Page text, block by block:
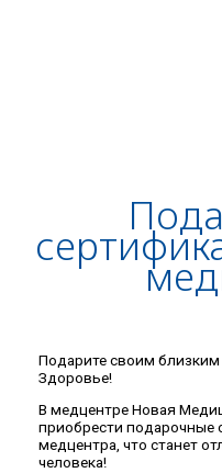
Подарите своим
Здоровье!
В медцентре Новая
приобрести подарочные
медцентра, что станет
человека!